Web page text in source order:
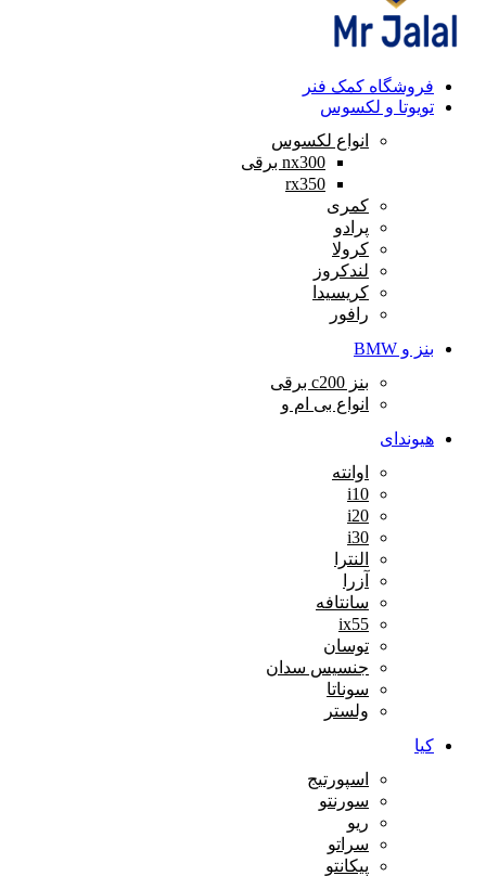
فروشگاه کمک فنر
تویوتا و لکسوس
انواع لکسوس
nx300 برقی
rx350
کمری
پرادو
کرولا
لندکروز
کریسیدا
رافور
بنز و BMW
بنز c200 برقی
انواع بی ام و
هیوندای
اوانته
i10
i20
i30
النترا
آزرا
سانتافه
ix55
توسان
جنسیس سدان
سوناتا
ولستر
کیا
اسپورتیج
سورنتو
ریو
سراتو
پيکانتو